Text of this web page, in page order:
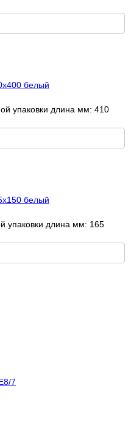
белый
упаковки длина мм: 410
белый
упаковки длина мм: 165
7